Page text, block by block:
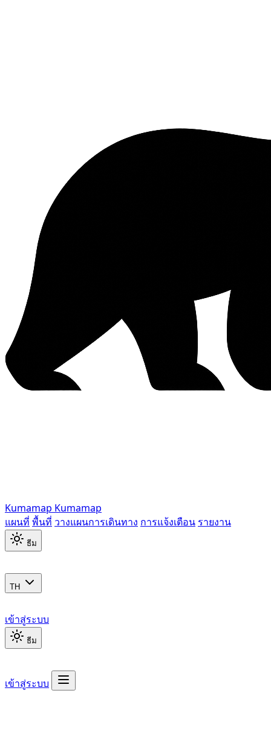
Kumamap Kumamap
แผนที่ พื้นที่ วางแผนการเดินทาง การแจ้งเตือน รายงาน
ธีม
TH
เข้าสู่ระบบ
ธีม
เข้าสู่ระบบ